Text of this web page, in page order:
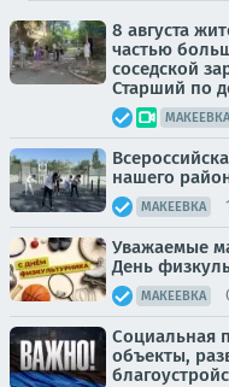
8 августа
частью
соседской
Старший по
МАКЕЕВКА
нашего
МАКЕЕВКА
Уважаемые
День
МАКЕЕВКА
Социальная
объекты,